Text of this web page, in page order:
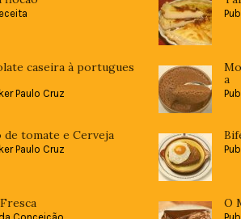
caseira à portugues
Paulo Cruz
de tomate e Cerveja
Paulo Cruz
a
O